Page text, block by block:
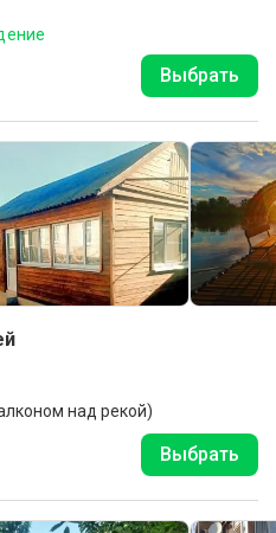
Выбрать
над рекой)
Выбрать